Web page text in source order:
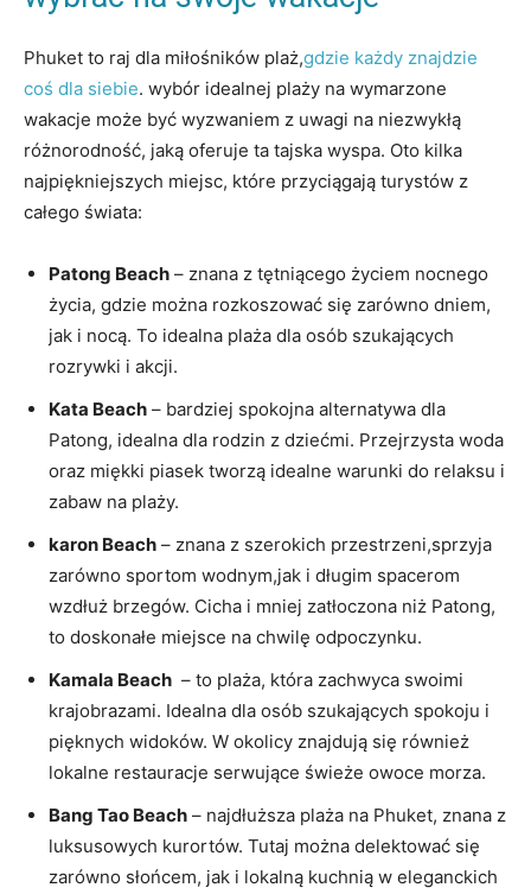
Phuket to raj dla‌ miłośników ‌plaż,gdzie⁣ każdy znajdzie
⁢coś dla ‍siebie. wybór idealnej plaży na wymarzone
wakacje może być wyzwaniem z uwagi ​na niezwykłą
⁤różnorodność, jaką oferuje​ ta ‍tajska wyspa. Oto kilka⁢
najpiękniejszych miejsc, które⁢ przyciągają⁤ turystów z
całego świata:
Patong Beach – znana z ‍tętniącego⁣ życiem nocnego
życia, gdzie można ⁣rozkoszować się zarówno dniem,
jak i​ nocą. To ⁢idealna plaża dla osób szukających
rozrywki i akcji.
Kata Beach – bardziej spokojna alternatywa ⁣dla
⁣Patong,⁣ idealna dla rodzin z dziećmi.⁢ Przejrzysta ⁤woda
oraz miękki piasek tworzą idealne warunki do relaksu i
zabaw na plaży.
karon Beach – ⁢znana z szerokich przestrzeni,sprzyja
zarówno sportom wodnym,jak ‍i ⁤długim spacerom
⁢wzdłuż⁢ brzegów. Cicha i mniej zatłoczona niż Patong,
to doskonałe miejsce ⁢na chwilę ‌odpoczynku.
Kamala Beach ⁤ –‍ to plaża, która zachwyca swoimi
krajobrazami. Idealna dla osób szukających spokoju i
‌pięknych widoków. W okolicy znajdują się również
lokalne‌ restauracje serwujące ⁢świeże owoce ⁣morza.
Bang Tao Beach – najdłuższa plaża na⁤ Phuket, znana ‍z
luksusowych kurortów. Tutaj można delektować się
⁢zarówno słońcem, jak i lokalną kuchnią w⁣ eleganckich